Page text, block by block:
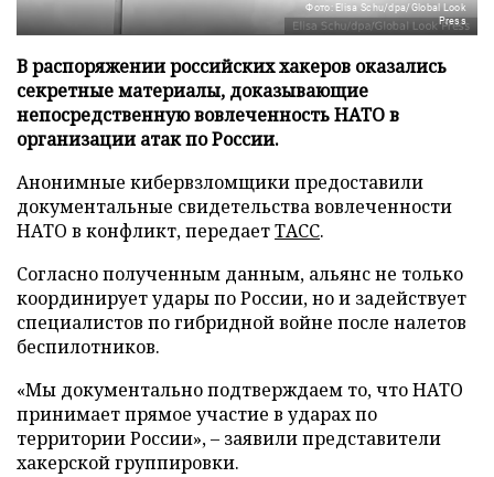
Фото: Elisa Schu/dpa/Global Look
Press
В распоряжении российских хакеров оказались
секретные материалы, доказывающие
непосредственную вовлеченность НАТО в
организации атак по России.
Анонимные кибервзломщики предоставили
документальные свидетельства вовлеченности
НАТО в конфликт, передаетТАСС.
Согласно полученным данным, альянс не только
координирует удары по России, но и задействует
специалистов по гибридной войне после налетов
беспилотников.
«Мы документально подтверждаем то, что НАТО
принимает прямое участие в ударах по
территории России», – заявили представители
хакерской группировки.